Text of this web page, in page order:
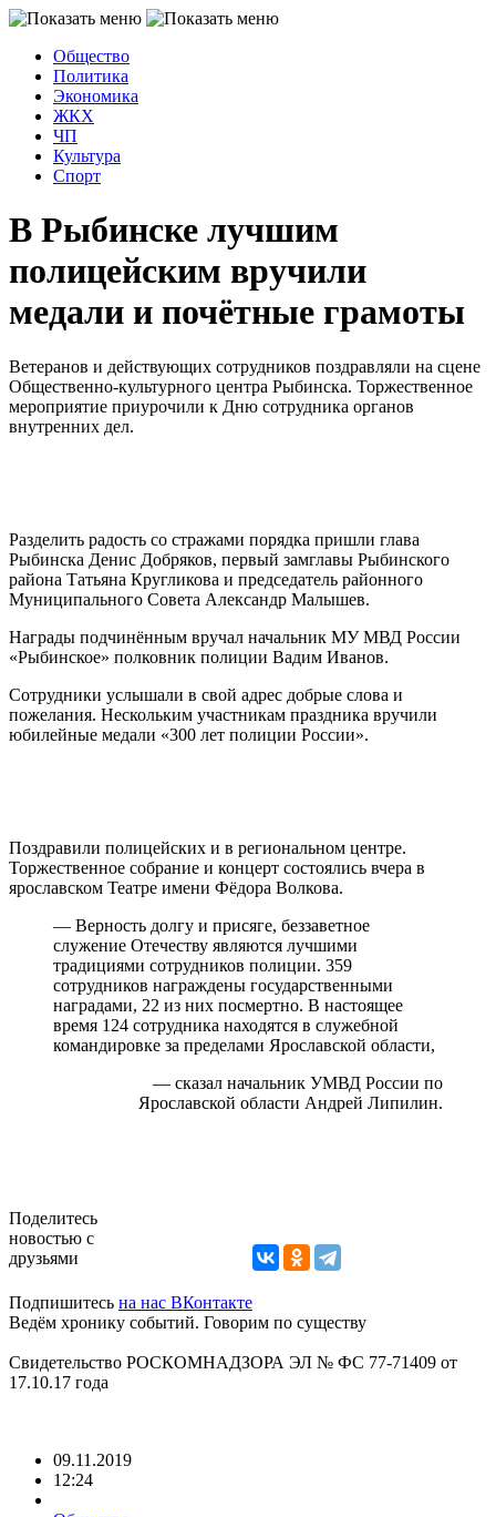
Общество
Политика
Экономика
ЖКХ
ЧП
Культура
Спорт
В Рыбинске лучшим
полицейским вручили
медали и почётные грамоты
Ветеранов и действующих сотрудников поздравляли на сцене
Общественно-культурного центра Рыбинска. Торжественное
мероприятие приурочили к Дню сотрудника органов
внутренних дел.
Разделить радость со стражами порядка пришли глава
Рыбинска Денис Добряков, первый замглавы Рыбинского
района Татьяна Кругликова и председатель районного
Муниципального Совета Александр Малышев.
Награды подчинённым вручал начальник МУ МВД России
«Рыбинское» полковник полиции Вадим Иванов.
Сотрудники услышали в свой адрес добрые слова и
пожелания. Нескольким участникам праздника вручили
юбилейные медали «300 лет полиции России».
Поздравили полицейских и в региональном центре.
Торжественное собрание и концерт состоялись вчера в
ярославском Театре имени Фёдора Волкова.
— Верность долгу и присяге, беззаветное
служение Отечеству являются лучшими
традициями сотрудников полиции. 359
сотрудников награждены государственными
наградами, 22 из них посмертно. В настоящее
время 124 сотрудника находятся в служебной
командировке за пределами Ярославской области,
— сказал начальник УМВД России по
Ярославской области Андрей Липилин.
Поделитесь
новостью с
друзьями
Подпишитесь на нас ВКонтакте
Ведём хронику событий. Говорим по существу
Свидетельство РОСКОМНАДЗОРА ЭЛ № ФС 77-71409 от
17.10.17 года
09.11.2019
12:24